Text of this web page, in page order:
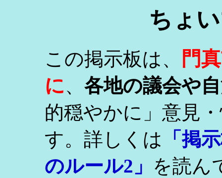
ちょ
この掲示板は、
門
に、 各地の議会や
的穏やかに」意見
す。詳しくは
「掲
のルール2」 を読ん